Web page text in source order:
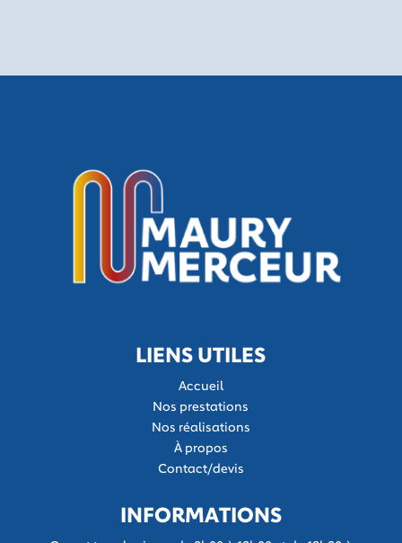
LIENS UTILES
Accueil
Nos prestations
Nos réalisations
À propos
Contact/devis
INFORMATIONS